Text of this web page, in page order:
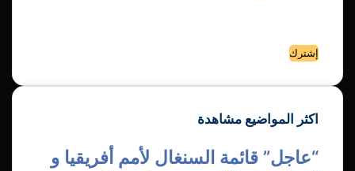
بريدك
اكثر المواضيع مشاهدة
“عاجل” قائمة السنغال لأمم أفريقيا و